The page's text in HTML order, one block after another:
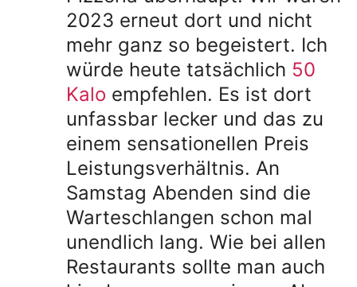
2023 erneut dort und nicht
mehr ganz so begeistert. Ich
würde heute tatsächlich 50
Kalo empfehlen. Es ist dort
unfassbar lecker und das zu
einem sensationellen Preis
Leistungsverhältnis. An
Samstag Abenden sind die
Warteschlangen schon mal
unendlich lang. Wie bei allen
Restaurants sollte man auch